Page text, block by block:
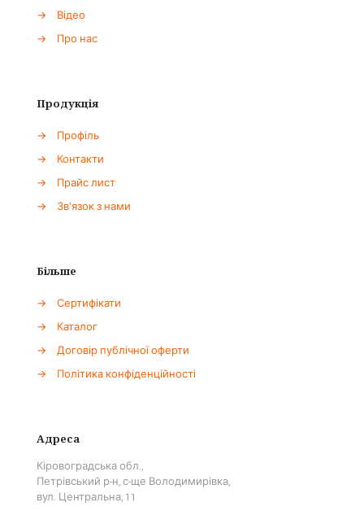
→
Відео
→
Про нас
Продукція
→
Профіль
→
Контакти
→
Прайс лист
→
Зв'язок з нами
Більше
→
Сертифікати
→
Каталог
→
Договір публічної оферти
→
Політика конфіденційності
Адреса
Кіровоградська обл.,
Петрівський р-н, с-ще Володимирівка,
вул. Центральна, 11